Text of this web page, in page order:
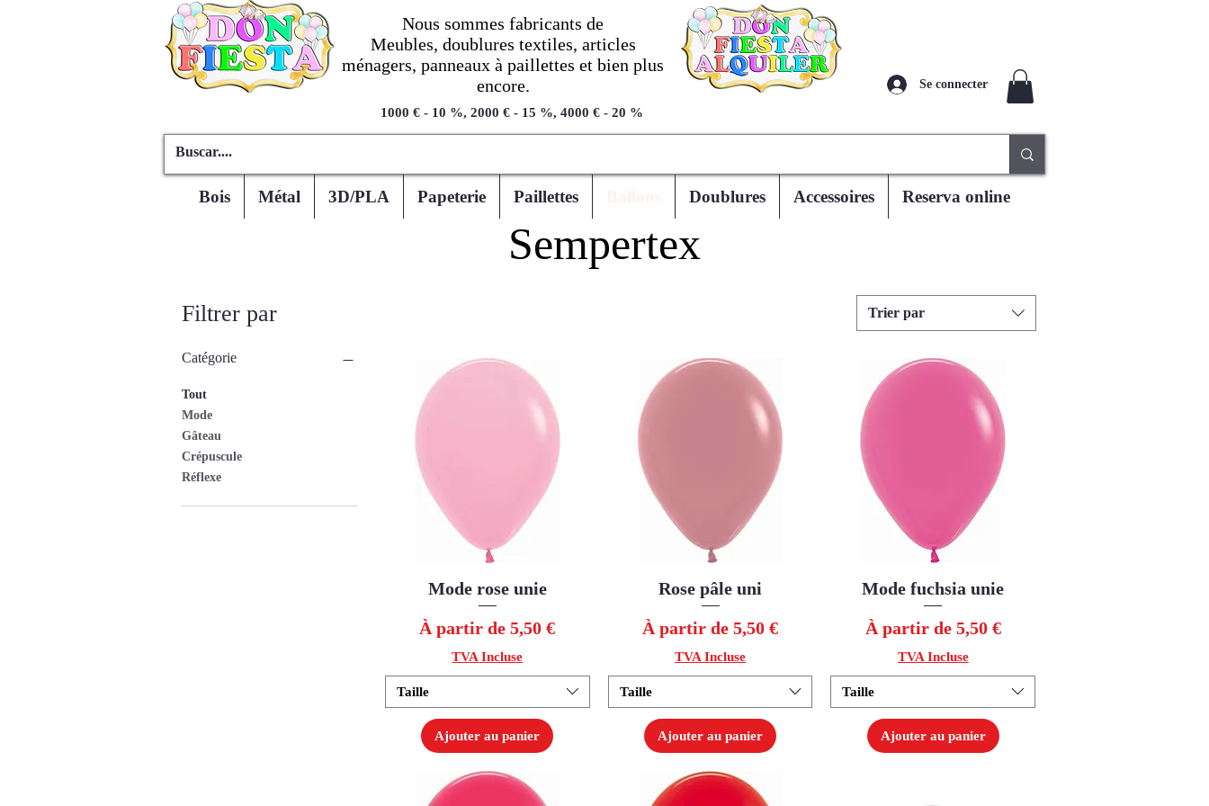
Nous sommes fabricants de
Meubles, doublures textiles, articles
ménagers, panneaux à paillettes et bien plus
encore.
1000 € - 10 %, 2000 € - 15 %, 4000 € - 20 %
Se connecter
Bois Métal 3D/PLA Papeterie Paillettes Doublures Accessoires Reserva online
Sempertex
Filtrer par
Catégorie
Tout
Mode
Gâteau
Crépuscule
Réflexe
Trier par
Aperçu rapide
Mode rose unie
À partir de5,50 €
Prix promotionnel
TVA Incluse
Taille
Ajouter au panier
Aperçu rapide
Rose pâle uni
À partir de5,50 €
Prix promotionnel
TVA Incluse
Taille
Ajouter au panier
Aperçu rapide
Mode fuchsia unie
À partir de 5,50 €
Prix promotionnel
TVA Incluse
Taille
Ajouter au panier